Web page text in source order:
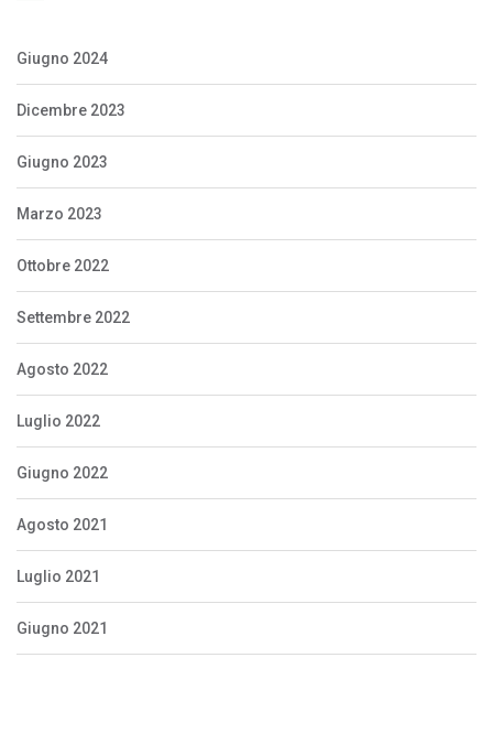
Giugno 2024
Dicembre 2023
Giugno 2023
Marzo 2023
Ottobre 2022
Settembre 2022
Agosto 2022
Luglio 2022
Giugno 2022
Agosto 2021
Luglio 2021
Giugno 2021